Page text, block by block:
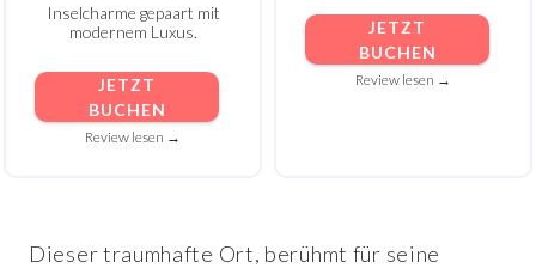
Inselcharme gepaart mit
modernem Luxus.
JETZT
BUCHEN
Review lesen →
JETZT
BUCHEN
Review lesen →
Dieser traumhafte Ort, berühmt für seine